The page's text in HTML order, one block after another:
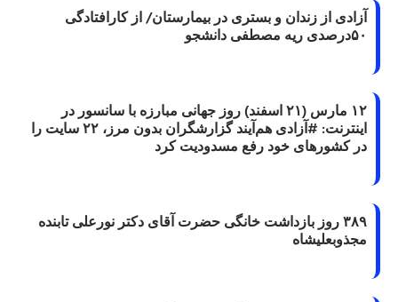
آزادی از زندان و بستری در بیمارستان/ از کارافتادگی
۵۰درصدی ریه مصطفی دانشجو
۱۲ مارس (۲۱ اسفند) روز جهانی مبارزه با سانسور در
اینترنت: #آزادی هم‌آیند گزارشگران‌ بدون مرز، ۲۲ سایت را
در کشورهای خود رفع مسدودیت کرد
۳۸۹ روز بازداشت خانگی حضرت آقای دکتر نورعلی تابنده
مجذوبعلیشاه